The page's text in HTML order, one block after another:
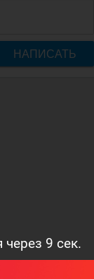
через 8 сек.
НАПИСАТЬ